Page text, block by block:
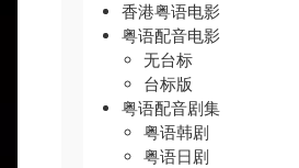
香港粤语电影
粤语配音电影
无台标
台标版
粤语配音剧集
粤语韩剧
粤语日剧